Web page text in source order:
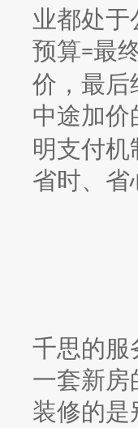
业都处于
预算=最
价，最后
中途加价
明支付
省时、省
千思的服
一套新房
装修的是